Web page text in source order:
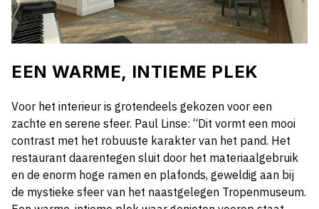
EEN WARME, INTIEME PLEK
Voor het interieur is grotendeels gekozen voor een
zachte en serene sfeer. Paul Linse: “Dit vormt een mooi
contrast met het robuuste karakter van het pand. Het
restaurant daarentegen sluit door het materiaalgebruik
en de enorm hoge ramen en plafonds, geweldig aan bij
de mystieke sfeer van het naastgelegen Tropenmuseum.